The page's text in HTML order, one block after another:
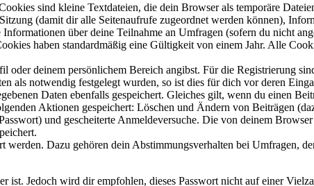
sind kleine Textdateien, die dein Browser als temporäre
(damit dir alle Seitenaufrufe zugeordnet werden können),
über deine Teilnahme an Umfragen (sofern du nicht
haben standardmäßig eine Gültigkeit von einem Jahr. Alle
deinem persönlichem Bereich angibst. Für die Registrierung
als notwendig festgelegt wurden, so ist dies für dich vor deren
Daten ebenfalls gespeichert. Gleiches gilt, wenn du einen
Aktionen gespeichert: Löschen und Ändern von Beiträgen
und gescheiterte Anmeldeversuche. Die von deinem
Dazu gehören dein Abstimmungsverhalten bei Umfragen,
ist. Jedoch wird dir empfohlen, dieses Passwort nicht auf einer